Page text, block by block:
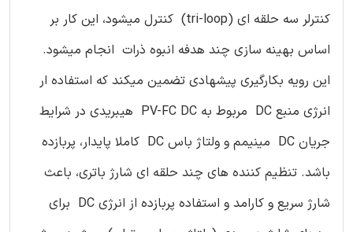
کنترلر سه حلقه ای (tri-loop) کنترل میشود، این کار بر
اساس بهینه سازی چند هدفه انبوه ذرات انجام میشود.
این رویه بکارگیری پیشهادی تضمین میکند که استفاده ار
انرژی منبع DC مربوط به PV-FC DC هیبریدی در شرایط
جریان DC مینیمم و ولتاژ باس DC کاملا پایدار، پربازده
باشد. تنظیم کننده های چند حلقه ای شارژ باتری، باعث
شارژ سریع و کارامد و استفاده پربازده از انرژی DC برای